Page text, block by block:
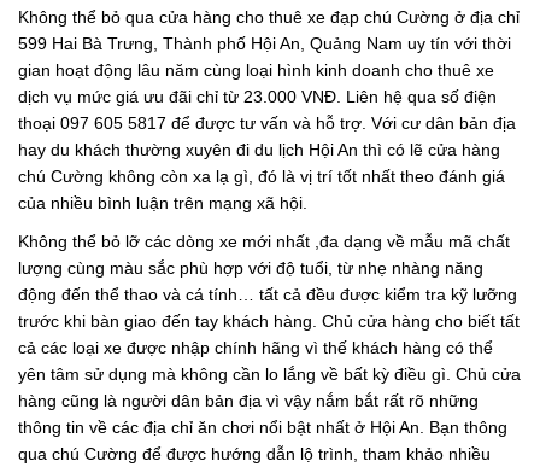
Không thể bỏ qua cửa hàng cho thuê xe đạp chú Cường ở địa chỉ
599 Hai Bà Trưng, Thành phố Hội An, Quảng Nam uy tín với thời
gian hoạt động lâu năm cùng loại hình kinh doanh cho thuê xe
dịch vụ mức giá ưu đãi chỉ từ 23.000 VNĐ. Liên hệ qua số điện
thoại 097 605 5817 để được tư vấn và hỗ trợ. Với cư dân bản địa
hay du khách thường xuyên đi du lịch Hội An thì có lẽ cửa hàng
chú Cường không còn xa lạ gì, đó là vị trí tốt nhất theo đánh giá
của nhiều bình luận trên mạng xã hội.
Không thể bỏ lỡ các dòng xe mới nhất ,đa dạng về mẫu mã chất
lượng cùng màu sắc phù hợp với độ tuổi, từ nhẹ nhàng năng
động đến thể thao và cá tính… tất cả đều được kiểm tra kỹ lưỡng
trước khi bàn giao đến tay khách hàng. Chủ cửa hàng cho biết tất
cả các loại xe được nhập chính hãng vì thế khách hàng có thể
yên tâm sử dụng mà không cần lo lắng về bất kỳ điều gì. Chủ cửa
hàng cũng là người dân bản địa vì vậy nắm bắt rất rõ những
thông tin về các địa chỉ ăn chơi nổi bật nhất ở Hội An. Bạn thông
qua chú Cường để được hướng dẫn lộ trình, tham khảo nhiều